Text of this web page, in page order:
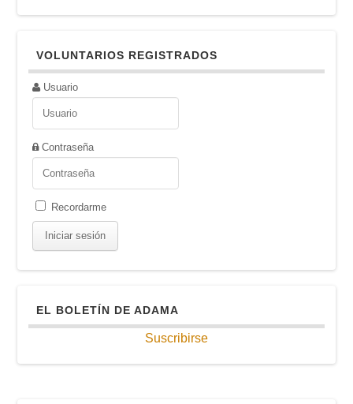
VOLUNTARIOS REGISTRADOS
Usuario
Contraseña
Recordarme
EL BOLETÍN DE ADAMA
Suscribirse